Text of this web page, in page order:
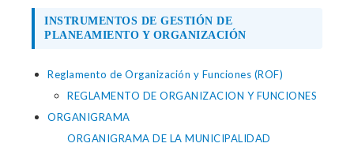
INSTRUMENTOS DE GESTIÓN DE
PLANEAMIENTO Y ORGANIZACIÓN
Reglamento de Organización y Funciones (ROF)
REGLAMENTO DE ORGANIZACION Y FUNCIONES
ORGANIGRAMA
ORGANIGRAMA DE LA MUNICIPALIDAD